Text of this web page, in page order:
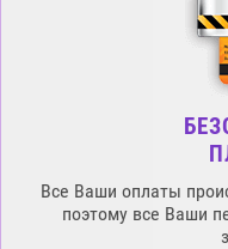
Все Ваши оплаты
поэтому все Ваши